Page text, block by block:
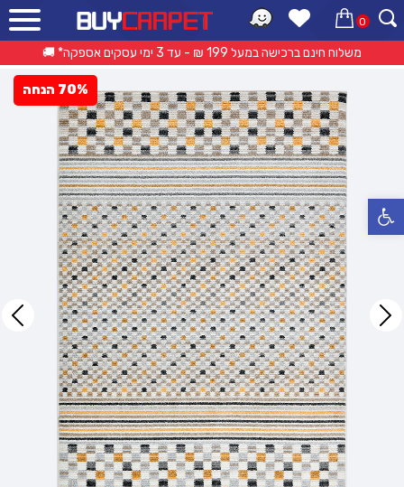
פתח סרגל נגישות
משלוח חינם ברכישה במעל 199 ₪ - עד 3 ימי עסקים אספקה* 🚚
0
»קטלוג מוצרים»שטיחים מודרניים» שטיח רומא N134 צהוב
70% הנחה